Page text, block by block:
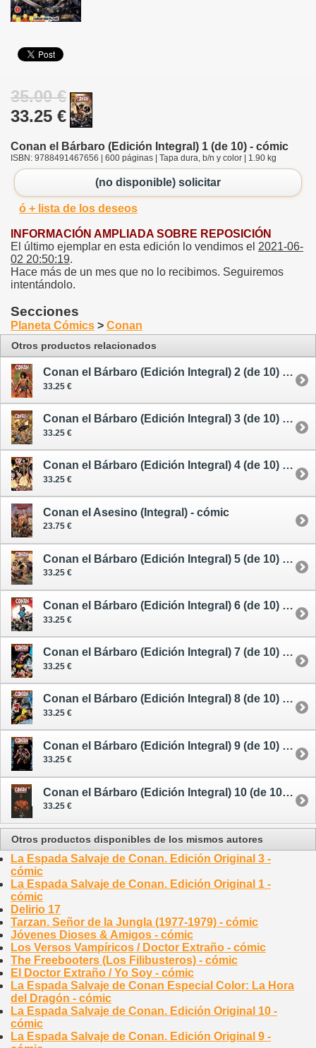
35.00 €
33.25 €
Conan el Bárbaro (Edición Integral) 1 (de 10) - cómic
ISBN: 9788491467656 | 600 páginas | Tapa dura, b/n y color | 1.90 kg
(no disponible) solicitar
ó + lista de los deseos
INFORMACIÓN AMPLIADA SOBRE REPOSICIÓN
El último ejemplar en esta edición lo vendimos el 2021-06-
02 20:50:19.
Hace más de un mes que no lo recibimos. Seguiremos
intentándolo.
Secciones
Planeta Cómics > Conan
Otros productos relacionados
Conan el Bárbaro (Edición Integral) 2 (de 10) - cómic
33.25 €
Conan el Bárbaro (Edición Integral) 3 (de 10) - cómic
33.25 €
Conan el Bárbaro (Edición Integral) 4 (de 10) - cómic
33.25 €
Conan el Asesino (Integral) - cómic
23.75 €
Conan el Bárbaro (Edición Integral) 5 (de 10) - cómic
33.25 €
Conan el Bárbaro (Edición Integral) 6 (de 10) - cómic
33.25 €
Conan el Bárbaro (Edición Integral) 7 (de 10) - cómic
33.25 €
Conan el Bárbaro (Edición Integral) 8 (de 10) - cómic
33.25 €
Conan el Bárbaro (Edición Integral) 9 (de 10) - cómic
33.25 €
Conan el Bárbaro (Edición Integral) 10 (de 10) - cómic
33.25 €
Otros productos disponibles de los mismos autores
La Espada Salvaje de Conan. Edición Original 3 -
cómic
La Espada Salvaje de Conan. Edición Original 1 -
cómic
Delirio 17
Tarzan. Señor de la Jungla (1977-1979) - cómic
Jóvenes Dioses & Amigos - cómic
Los Versos Vampíricos / Doctor Extraño - cómic
The Freebooters (Los Filibusteros) - cómic
El Doctor Extraño / Yo Soy - cómic
La Espada Salvaje de Conan Especial Color: La Hora
del Dragón - cómic
La Espada Salvaje de Conan. Edición Original 10 -
cómic
La Espada Salvaje de Conan. Edición Original 9 -